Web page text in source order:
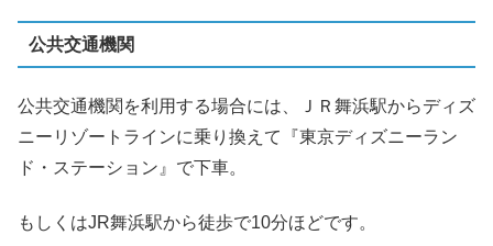
公共交通機関
公共交通機関を利用する場合には、ＪＲ舞浜駅からディズ
ニーリゾートラインに乗り換えて『東京ディズニーラン
ド・ステーション』で下車。
もしくはJR舞浜駅から徒歩で10分ほどです。